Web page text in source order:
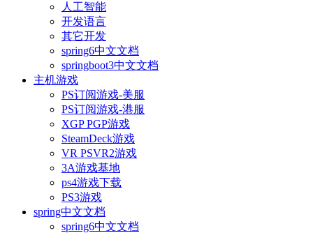
人工智能
开发语言
其它开发
spring6中文文档
springboot3中文文档
主机游戏
PS订阅游戏-美服
PS订阅游戏-港服
XGP PGP游戏
SteamDeck游戏
VR PSVR2游戏
3A游戏基地
ps4游戏下载
PS3游戏
spring中文文档
spring6中文文档